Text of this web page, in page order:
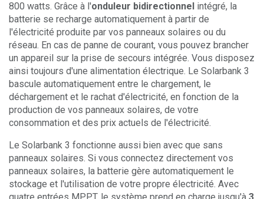
800 watts. Grâce à l'onduleur bidirectionnel intégré, la
batterie se recharge automatiquement à partir de
l'électricité produite par vos panneaux solaires ou du
réseau. En cas de panne de courant, vous pouvez brancher
un appareil sur la prise de secours intégrée. Vous disposez
ainsi toujours d'une alimentation électrique. Le Solarbank 3
bascule automatiquement entre le chargement, le
déchargement et le rachat d'électricité, en fonction de la
production de vos panneaux solaires, de votre
consommation et des prix actuels de l'électricité.
Le Solarbank 3 fonctionne aussi bien avec que sans
panneaux solaires. Si vous connectez directement vos
panneaux solaires, la batterie gère automatiquement le
stockage et l'utilisation de votre propre électricité. Avec